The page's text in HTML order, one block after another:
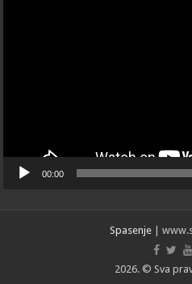
00:00
Spasenje|
2026. © Sva